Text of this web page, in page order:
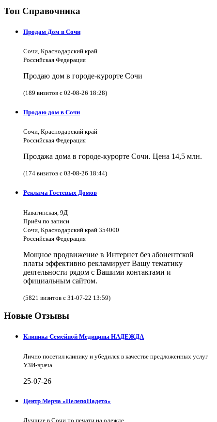
Топ Справочника
Продам Дом в Сочи
Сочи, Краснодарский край
Российская Федерация
Продаю дом в городе-курорте Сочи
(189 визитов с 02-08-26 18:28)
Продаю дом в Сочи
Сочи, Краснодарский край
Российская Федерация
Продажа дома в городе-курорте Сочи. Цена 14,5 млн.
(174 визитов с 03-08-26 18:44)
Реклама Гостевых Домов
Навагинская, 9Д
Приём по записи
Сочи, Краснодарский край 354000
Российская Федерация
Мощное продвижение в Интернет без абонентской
платы эффективно рекламирует Вашу тематику
деятельности рядом с Вашими контактами и
официальным сайтом.
(5821 визитов с 31-07-22 13:59)
Новые Отзывы
Клиника Семейной Медицины НАДЕЖДА
Лично посетил клинику и убедился в качестве предложенных услуг
УЗИ-врача
25-07-26
Центр Мерча «НелепоНадето»
Лучшие в Сочи по печати на одежде